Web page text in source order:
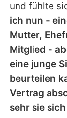
und fühlte
ich nun -
Mutter,
Mitglied -
eine junge
beurteilen
Vertrag
sehr sie